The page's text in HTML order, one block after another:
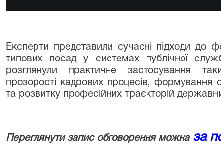
Експерти представили сучасні підходи до
типових посад у системах публічної
розглянули практичне застосування
прозорості кадрових процесів, формування
та розвитку професійних траєкторій
Переглянути запис обговорення можназа